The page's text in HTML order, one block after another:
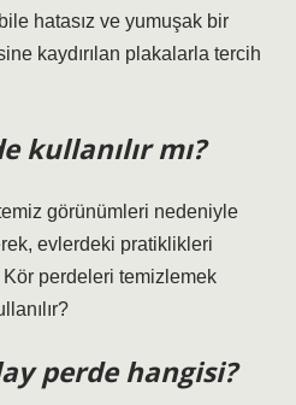
hatasız ve yumuşak bir
kaydırılan plakalarla tercih
kullanılır mı?
görünümleri nedeniyle
evlerdeki pratiklikleri
perdeleri temizlemek
perde hangisi?